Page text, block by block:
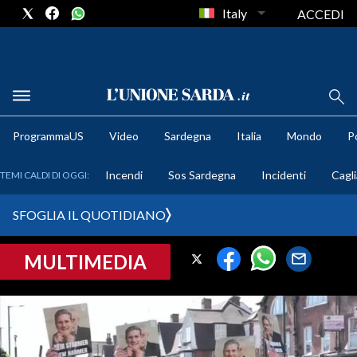
METEO
CRONACA SARDEGNA
PROVINCIA DI CAGLIARI
SULCIS IGLESIENTE
Italy ACCEDI
ProgrammaUS Video Sardegna Italia Mondo
TEMI CALDI DI OGGI: Incendi Sos Sardegna Incidenti
SFOGLIA IL QUOTIDIANO
MULTIMEDIA